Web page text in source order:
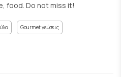
food. Do not miss it!
Gourmet γεύσεις